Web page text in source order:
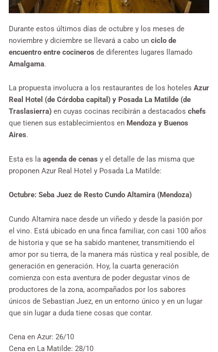
Durante estos últimos días de octubre y los meses de
noviembre y diciembre se llevará a cabo un ciclo de
encuentro entre cocineros de diferentes lugares llamado
Amalgama.
La propuesta involucra a los restaurantes de los hoteles Azur
Real Hotel (de Córdoba capital) y Posada La Matilde (de
Traslasierra) en cuyas cocinas recibirán a destacados chefs
que tienen sus establecimientos en Mendoza y Buenos
Aires.
Esta es la agenda de cenas y el detalle de las misma que
proponen Azur Real Hotel y Posada La Matilde:
Octubre: Seba Juez de Resto Cundo Altamira (Mendoza)
Cundo Altamira nace desde un viñedo y desde la pasión por
el vino. Está ubicado en una finca familiar, con casi 100 años
de historia y que se ha sabido mantener, transmitiendo el
amor por su tierra, de la manera más rústica y real posible, de
generación en generación. Hoy, la cuarta generación
comienza con esta aventura de poder degustar vinos de
productores de la zona, acompañados por los sabores
únicos de Sebastian Juez, en un entorno único y en un lugar
que sin lugar a duda tiene cosas que contar.
Cena en Azur: 26/10
Cena en La Matilde: 28/10